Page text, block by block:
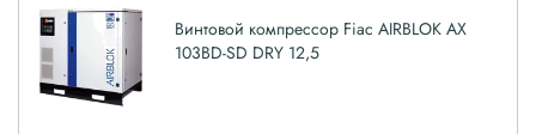
Винтовой компрессор Fiac AIRBLOK AX
103BD-SD DRY 12,5